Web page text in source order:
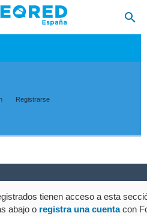
Registrarse
tienen acceso a esta
abajo o registra una cuentacon